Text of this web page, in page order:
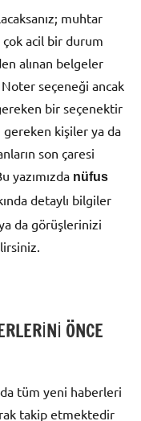
muhtar
çok acil bir durum
alınan belgeler
seçeneği ancak
bir seçenektir
gereken kişiler ya da
son çaresi
yazımızda nüfus
detaylı bilgiler
da görüşlerinizi
ÖNCE
tüm yeni haberleri
takip etmektedir